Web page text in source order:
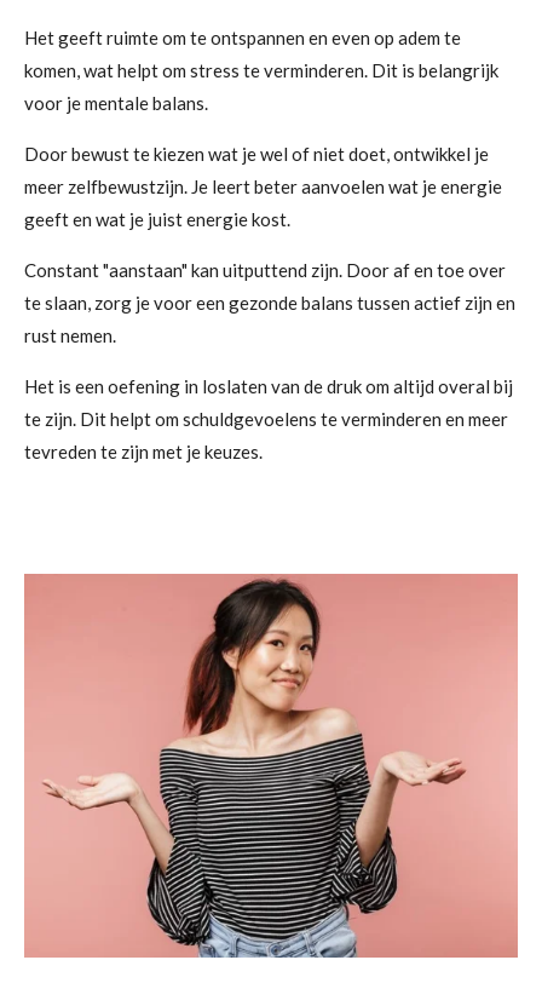
Het geeft ruimte om te ontspannen en even op adem te
komen, wat helpt om stress te verminderen. Dit is belangrijk
voor je mentale balans.
Door bewust te kiezen wat je wel of niet doet, ontwikkel je
meer zelfbewustzijn. Je leert beter aanvoelen wat je energie
geeft en wat je juist energie kost.
Constant "aanstaan" kan uitputtend zijn. Door af en toe over
te slaan, zorg je voor een gezonde balans tussen actief zijn en
rust nemen.
Het is een oefening in loslaten van de druk om altijd overal bij
te zijn. Dit helpt om schuldgevoelens te verminderen en meer
tevreden te zijn met je keuzes.